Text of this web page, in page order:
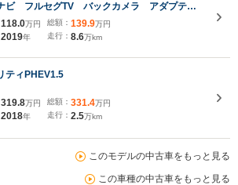
ビ フルセグTV バックカメラ アダプティ
ーズコントロール ドライブレコーダー
ーフレザーシート シートヒーター パワー
ト LEDヘッドライト
118.0万円
2019年
総額： 139.9万円
走行： 8.6万km
ティPHEV1.5
319.8万円
2018年
総額： 331.4万円
走行： 2.5万km
このモデルの中古車をもっと見る
この車種の中古車をもっと見る